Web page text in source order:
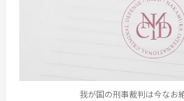
我が国の刑事裁判は今なお